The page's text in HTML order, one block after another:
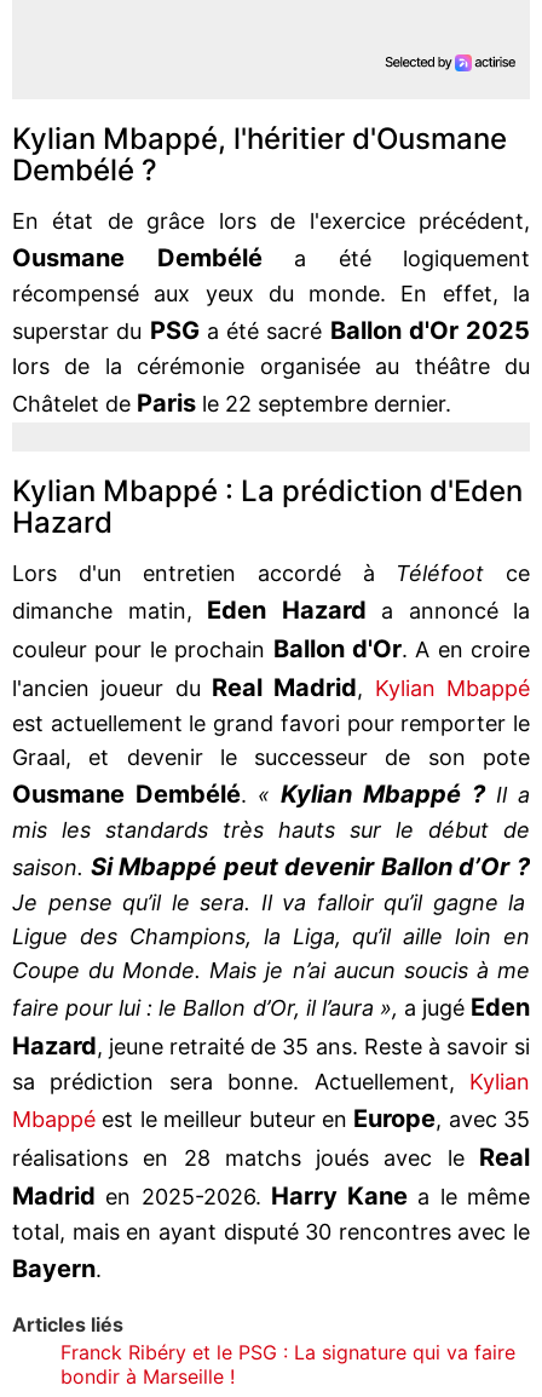
Kylian Mbappé, l'héritier d'Ousmane
Dembélé ?
En état de grâce lors de l'exercice précédent,
Ousmane Dembéléa été logiquement
récompensé aux yeux du monde. En effet, la
superstar du PSGa été sacré Ballon d'Or 2025
lors de la cérémonie organisée au théâtre du
Châtelet de Paris le 22 septembre dernier.
Kylian Mbappé : La prédiction d'Eden
Hazard
Lors d'un entretien accordé à Téléfoot ce
dimanche matin, Eden Hazard a annoncé la
couleur pour le prochain Ballon d'Or. A en croire
l'ancien joueur du Real Madrid, Kylian Mbappé
est actuellement le grand favori pour remporter le
Graal, et devenir le successeur de son pote
Ousmane Dembélé. « Kylian Mbappé ?Il a
mis les standards très hauts sur le début de
saison. Si Mbappé peut devenir Ballon d’Or ?
Je pense qu’il le sera. Il va falloir qu’il gagne la
Ligue des Champions, la Liga, qu’il aille loin en
Coupe du Monde. Mais je n’ai aucun soucis à me
faire pour lui : le Ballon d’Or, il l’aura », a jugé Eden
Hazard, jeune retraité de 35 ans. Reste à savoir si
sa prédiction sera bonne. Actuellement, Kylian
Mbappé est le meilleur buteur en Europe, avec 35
réalisations en 28 matchs joués avec le Real
Madrid en 2025-2026. Harry Kane a le même
total, mais en ayant disputé 30 rencontres avec le
Bayern.
Articles liés
Franck Ribéry et le PSG : La signature qui va faire
bondir à Marseille !